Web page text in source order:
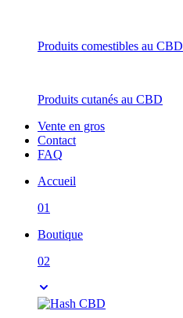
Produits comestibles au CBD
Produits cutanés au CBD
Vente en gros
Contact
FAQ
Accueil
01
Boutique
02